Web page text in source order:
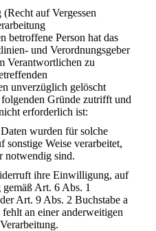
auf Vergessen
betroffene Person hat das
und Verordnungsgeber
Verantwortlichen zu
unverzüglich gelöscht
Gründe zutrifft und
erforderlich ist:
wurden für solche
sonstige Weise verarbeitet,
notwendig sind.
ihre Einwilligung, auf
Art. 6 Abs. 1
Art. 9 Abs. 2 Buchstabe a
an einer anderweitigen